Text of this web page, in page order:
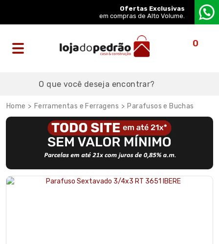
Ofertas Exclusivas
em compras de Alto Volume.
0
Ferramentas e Ferragens Parafusos e Buchas